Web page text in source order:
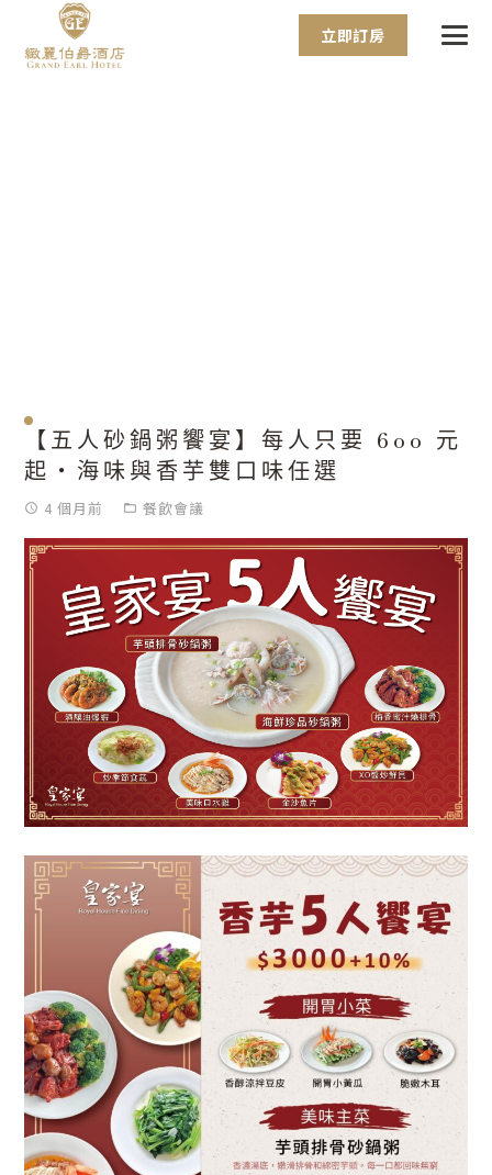
立即訂房
【五人砂鍋粥饗宴】每人只要 600 元
起・海味與香芋雙口味任選
access_time 4 個月前 folder_open 餐飲會議